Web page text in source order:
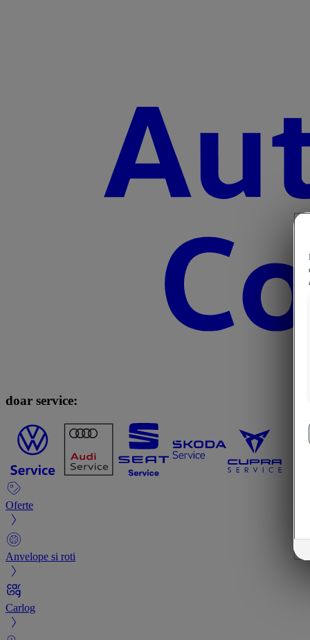
doar service:
Oferte
Anvelope si roti
Carlog